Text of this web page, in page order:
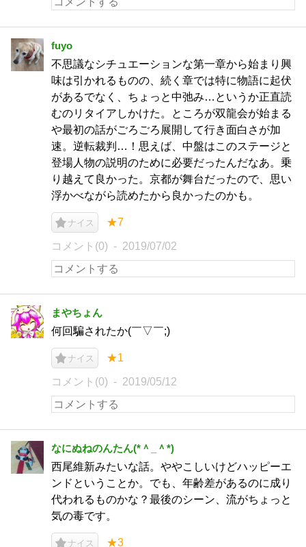
fuyo
不思議なシチュエーションな第一章から始まり興
味は引かれるものの、続く章では特に物語に起伏
があるでなく、ちょっと中弛み…というか正直読
むのリタイアしかけた。ところが双龍会が始まる
や最初の話がごろごろ展開して行き面白さが加
速。逆転裁判…！思えば、中盤はこのステージと
登場人物の説明のために必要だったんだなあ。乗
り越えて良かった。京都が舞台だったので、思い
浮かべながら読めたから良かったのかも。
ナイス ★7
コメント(0) 2019/07/02
まやちょん
何回騙されたか(￣▽￣;)
ナイス ★1
コメント(0) 2019/05/12
なにぬねのんたん(*＾_＾*)
西尾維新みたいな話。ややこしいけどハッピーエ
ンドということか。でも、年齢差があるのに成り
代われるものかな？最後のシーン、流がちょっと
気の毒です。
ナイス ★3